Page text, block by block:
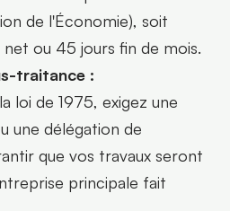
de l'Économie), soit
ou 45 jours fin de mois.
traitance :
loi de 1975, exigez une
une délégation de
que vos travaux seront
principale fait